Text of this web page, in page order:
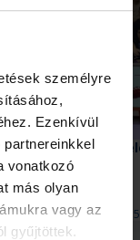
személyre
Ezenkívül
vonatkozó
más olyan
vagy az
gyűjtöttek.
Ligája 2026. júl.
BL-
(3. rész)